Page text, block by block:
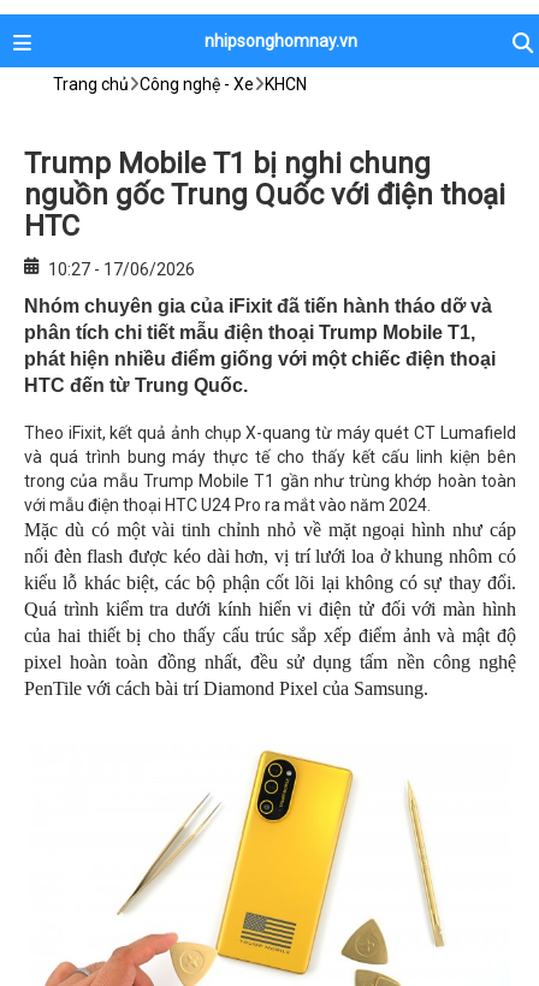
nhipsonghomnay.vn
Trang chủ Công nghệ - Xe KHCN
Trump Mobile T1 bị nghi chung
nguồn gốc Trung Quốc với điện thoại
HTC
10:27 - 17/06/2026
Nhóm chuyên gia của iFixit đã tiến hành tháo dỡ và
phân tích chi tiết mẫu điện thoại Trump Mobile T1,
phát hiện nhiều điểm giống với một chiếc điện thoại
HTC đến từ Trung Quốc.
Theo iFixit, kết quả ảnh chụp X-quang từ máy quét CT Lumafield
và quá trình bung máy thực tế cho thấy kết cấu linh kiện bên
trong của mẫu Trump Mobile T1 gần như trùng khớp hoàn toàn
với mẫu điện thoại HTC U24 Pro ra mắt vào năm 2024.
Mặc dù có một vài tinh chỉnh nhỏ về mặt ngoại hình như cáp
nối đèn flash được kéo dài hơn, vị trí lưới loa ở khung nhôm có
kiểu lỗ khác biệt, các bộ phận cốt lõi lại không có sự thay đổi.
Quá trình kiểm tra dưới kính hiển vi điện tử đối với màn hình
của hai thiết bị cho thấy cấu trúc sắp xếp điểm ảnh và mật độ
pixel hoàn toàn đồng nhất, đều sử dụng tấm nền công nghệ
PenTile với cách bài trí Diamond Pixel của Samsung.